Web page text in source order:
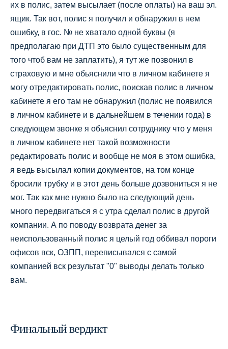
их в полис, затем высылает (после оплаты) на ваш эл.
ящик. Так вот, полис я получил и обнаружил в нем
ошибку, в гос. № не хватало одной буквы (я
предполагаю при ДТП это было существенным для
того чтоб вам не заплатить), я тут же позвонил в
страховую и мне обьяснили что в личном кабинете я
могу отредактировать полис, поискав полис в личном
кабинете я его там не обнаружил (полис не появился
в личном кабинете и в дальнейшем в течении года) в
следующем звонке я обьяснил сотруднику что у меня
в личном кабинете нет такой возможности
редактировать полис и вообще не моя в этом ошибка,
я ведь высылал копии документов, на том конце
бросили трубку и в этот день больше дозвониться я не
мог. Так как мне нужно было на следующий день
много передвигаться я с утра сделал полис в другой
компании. А по поводу возврата денег за
неиспользованный полис я целый год оббивал пороги
офисов вск, ОЗПП, переписывался с самой
компанией вск результат "0" выводы делать только
вам.
Финальный вердикт